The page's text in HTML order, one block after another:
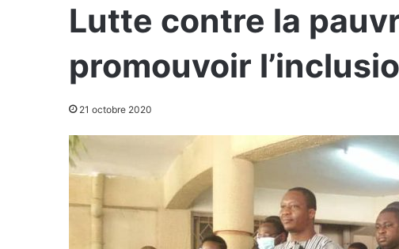
Lutte contre la
promouvoir
21 octobre 2020